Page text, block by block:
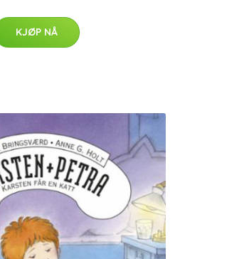
KJØP NÅ